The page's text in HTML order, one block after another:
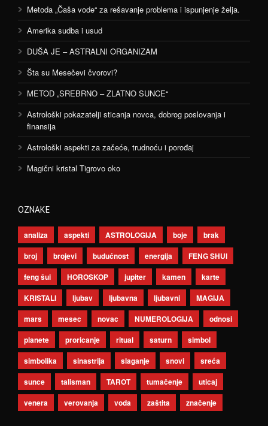
Metoda „Čaša vode“ za rešavanje problema i ispunjenje želja.
Amerika sudba i usud
DUŠA JE – ASTRALNI ORGANIZAM
Šta su Mesečevi čvorovi?
METOD „SREBRNO – ZLATNO SUNCE“
Astrološki pokazatelji sticanja novca, dobrog poslovanja i
finansija
Astrološki aspekti za začeće, trudnoću i porođaj
Magični kristal Tigrovo oko
OZNAKE
analiza aspekti ASTROLOGIJA boje
brak
broj
brojevi budućnost energija
FENG SHUI
feng šui
HOROSKOP jupiter kamen
karte
KRISTALI
ljubav ljubavna ljubavni
MAGIJA
mars
mesec novac NUMEROLOGIJA
odnosi
planete
proricanje ritual saturn
simbol
simbolika
sinastrija slaganje snovi
sreća
sunce
talisman TAROT tumačenje
uticaj
venera
verovanja voda zaštita značenje